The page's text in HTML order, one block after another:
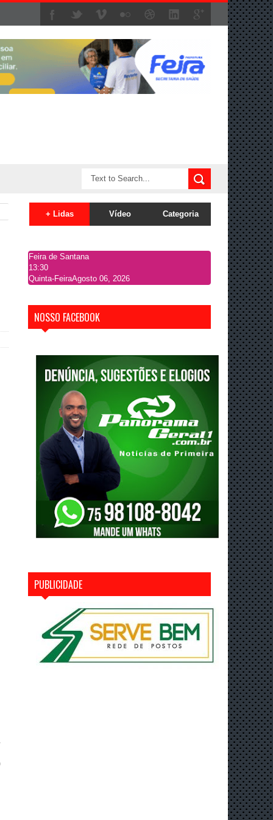
+ Lidas Vídeo Categoria
Feira de Santana
13:30
Quinta-FeiraAgosto 06, 2026
NOSSO FACEBOOK
PUBLICIDADE